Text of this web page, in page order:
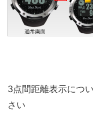
3点間距離表示につ
さい